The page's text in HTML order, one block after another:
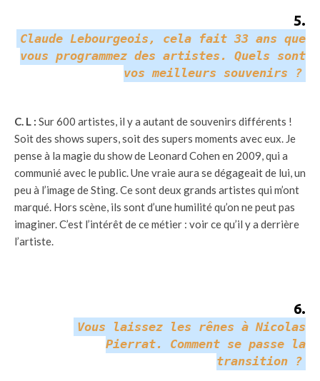
5.
Claude Lebourgeois, cela fait 33 ans que
vous programmez des artistes. Quels sont
vos meilleurs souvenirs ?
C. L : Sur 600 artistes, il y a autant de souvenirs différents !
Soit des shows supers, soit des supers moments avec eux. Je
pense à la magie du show de Leonard Cohen en 2009, qui a
communié avec le public. Une vraie aura se dégageait de lui, un
peu à l’image de Sting. Ce sont deux grands artistes qui m’ont
marqué. Hors scène, ils sont d’une humilité qu’on ne peut pas
imaginer. C’est l’intérêt de ce métier : voir ce qu’il y a derrière
l’artiste.
6.
Vous laissez les rênes à Nicolas
Pierrat. Comment se passe la
transition ?